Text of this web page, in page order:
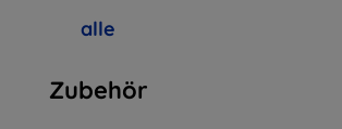
alle
Zubehör